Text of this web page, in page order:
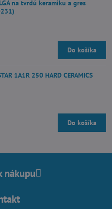
na tvrdú keramiku a gres
Do košíka
1A1R 250 HARD CERAMICS
Do košíka
nákupu